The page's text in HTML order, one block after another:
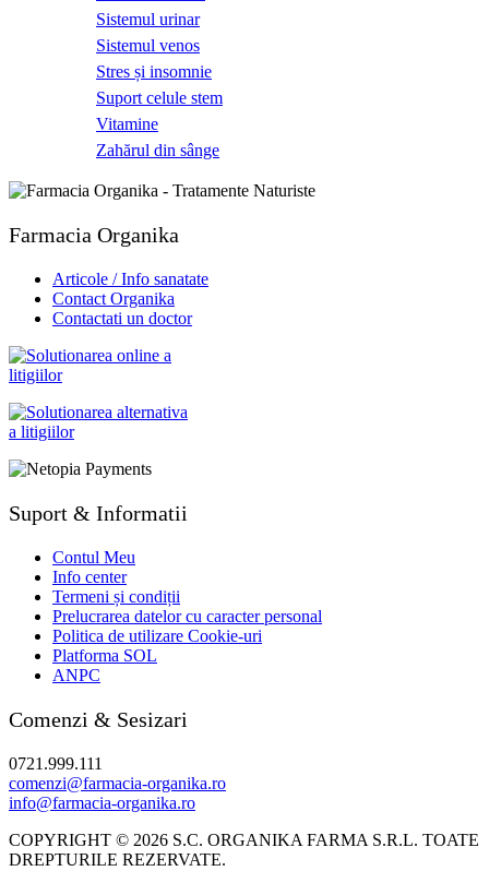
Sistemul urinar
Sistemul venos
Stres și insomnie
Suport celule stem
Vitamine
Zahărul din sânge
Farmacia Organika
Articole / Info sanatate
Contact Organika
Contactati un doctor
Suport & Informatii
Contul Meu
Info center
Termeni și condiții
Prelucrarea datelor cu caracter personal
Politica de utilizare Cookie-uri
Platforma SOL
ANPC
Comenzi & Sesizari
0721.999.111
comenzi@farmacia-organika.ro
info@farmacia-organika.ro
COPYRIGHT © 2026 S.C. ORGANIKA FARMA S.R.L. TOATE
DREPTURILE REZERVATE.